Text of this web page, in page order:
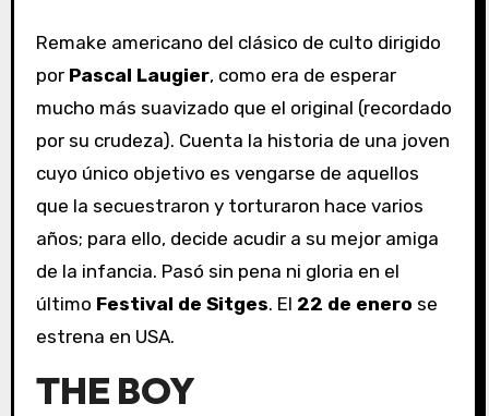
Remake americano del clásico de culto dirigido
por Pascal Laugier, como era de esperar
mucho más suavizado que el original (recordado
por su crudeza). Cuenta la historia de una joven
cuyo único objetivo es vengarse de aquellos
que la secuestraron y torturaron hace varios
años; para ello, decide acudir a su mejor amiga
de la infancia. Pasó sin pena ni gloria en el
último Festival de Sitges. El 22 de enero se
estrena en USA.
THE BOY